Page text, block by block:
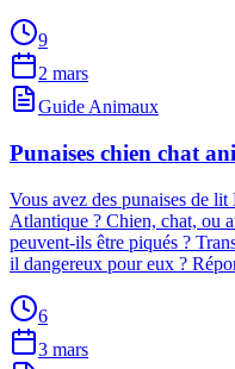
9
2 mars
Guide Animaux
Punaises chien chat
Vous avez des punaises de
Atlantique ? Chien, chat, ou
peuvent-ils être piqués ?
il dangereux pour eux ?
6
3 mars